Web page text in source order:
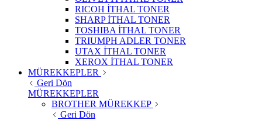
RICOH İTHAL TONER
SHARP İTHAL TONER
TOSHIBA İTHAL TONER
TRIUMPH ADLER TONER
UTAX İTHAL TONER
XEROX İTHAL TONER
MÜREKKEPLER
Geri Dön
MÜREKKEPLER
BROTHER MÜREKKEP
Geri Dön